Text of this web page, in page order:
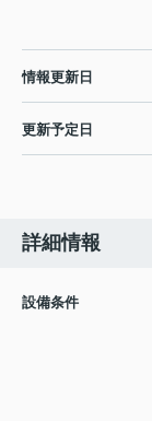
情報更新日
更新予定日
詳細情報
設備条件